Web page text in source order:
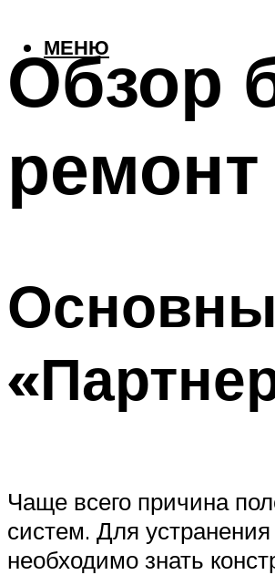
МЕНЮ
Обзор
Чаще всего причина
систем. Для
необходимо знать